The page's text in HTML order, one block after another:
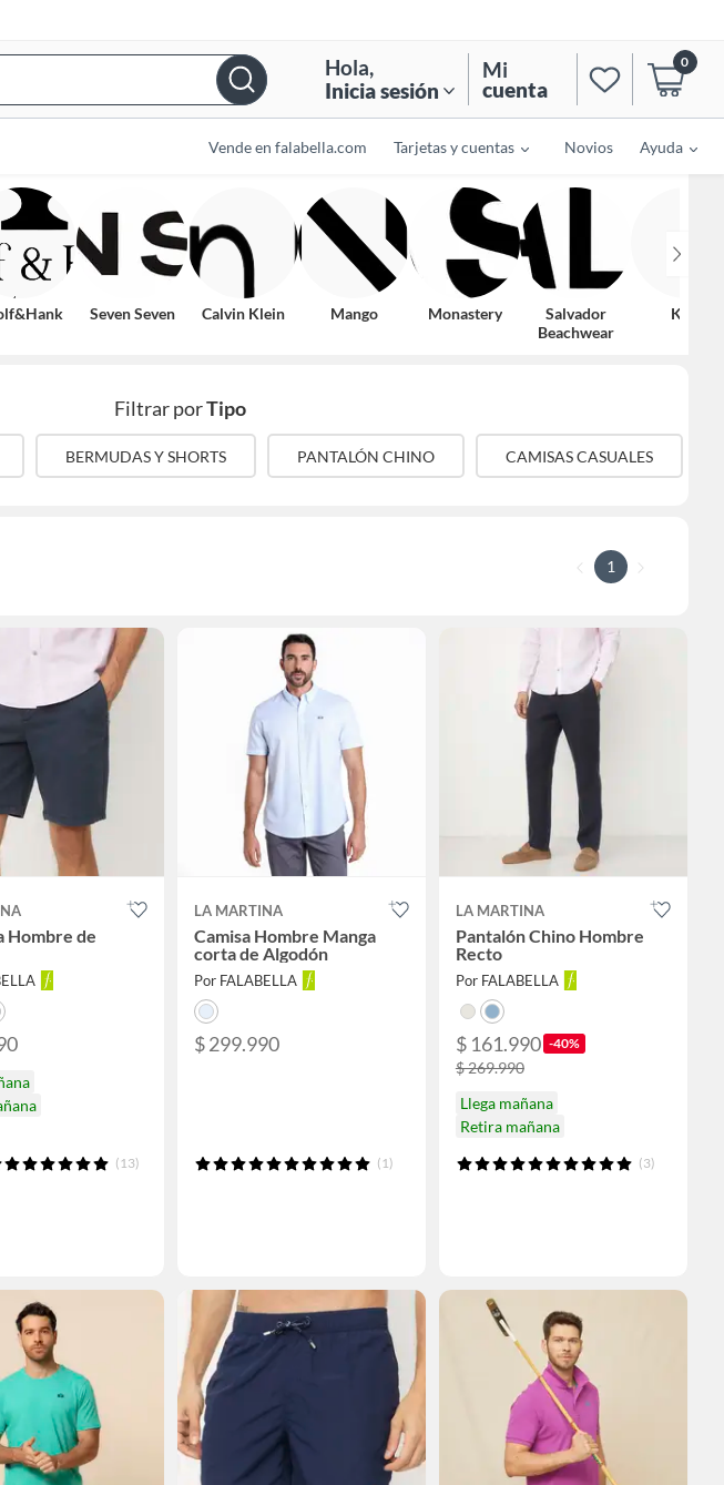
Hola,
Inicia sesión
Mi
cuenta
0
Vende en falabella.com Tarjetas y cuentas Novios Ayuda
Seven Seven Calvin Klein Mango Monastery
Salvador
Beachwear
Koaj
Filtrar porTipo
BERMUDAS Y SHORTS PANTALÓN CHINO CAMISAS CASUALES
1
Hombre de
(13)
LA MARTINA
Camisa Hombre Manga
corta de Algodón
Por FALABELLA
$ 299.990
(1)
LA MARTINA
Pantalón Chino Hombre
Recto
Por FALABELLA
$ 161.990 -40%
$ 269.990
Llega mañana
Retira mañana
(3)